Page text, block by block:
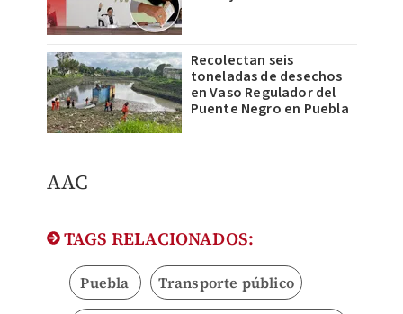
Recolectan seis
toneladas de desechos
en Vaso Regulador del
Puente Negro en Puebla
AAC
TAGS RELACIONADOS:
Puebla Transporte público